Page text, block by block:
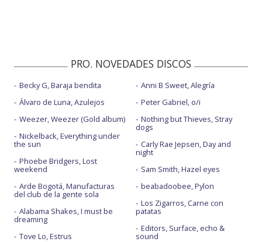
PRO. NOVEDADES DISCOS
Becky G, Baraja bendita
Álvaro de Luna, Azulejos
Weezer, Weezer (Gold album)
Nickelback, Everything under
the sun
Phoebe Bridgers, Lost
weekend
Arde Bogotá, Manufacturas
del club de la gente sola
Alabama Shakes, I must be
dreaming
Tove Lo, Estrus
Anni B Sweet, Alegría
Peter Gabriel, o/i
Nothing but Thieves, Stray
dogs
Carly Rae Jepsen, Day and
night
Sam Smith, Hazel eyes
beabadoobee, Pylon
Los Zigarros, Carne con
patatas
Editors, Surface, echo &
sound